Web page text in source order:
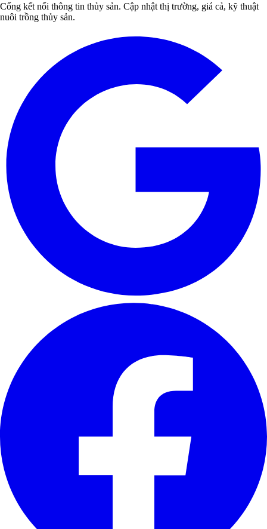
Cổng kết nối thông tin thủy sản. Cập nhật thị trường, giá cả, kỹ thuật
nuôi trồng thủy sản.